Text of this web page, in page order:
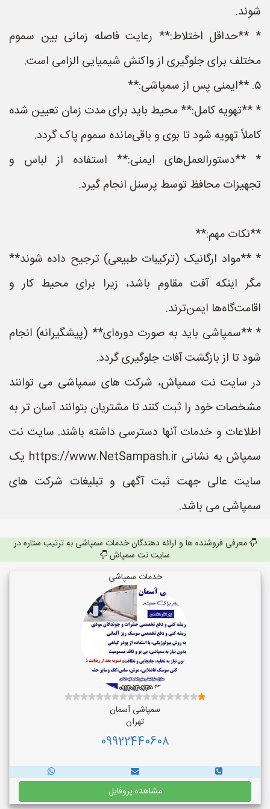
شوند.
* **حداقل اختلاط:** رعایت فاصله زمانی بین سموم
مختلف برای جلوگیری از واکنش شیمیایی الزامی است.
۵. **ایمنی پس از سمپاشی:**
* **تهویه کامل:** محیط باید برای مدت زمان تعیین شده
کاملاً تهویه شود تا بوی و باقی‌مانده سموم پاک گردد.
* **دستورالعمل‌های ایمنی:** استفاده از لباس و
تجهیزات محافظ توسط پرسنل انجام گیرد.
**نکات مهم:**
* **مواد ارگانیک (ترکیبات طبیعی) ترجیح داده شوند**
مگر اینکه آفت مقاوم باشد، زیرا برای محیط کار و
اقامت‌گاه‌ها ایمن‌ترند.
* **سمپاشی باید به صورت دوره‌ای** (پیشگیرانه) انجام
شود تا از بازگشت آفات جلوگیری گردد.
در سایت نت سمپاش، شرکت های سمپاشی می توانند
مشخصات خود را ثبت کنند تا مشتریان بتوانند آسان تر به
اطلاعات و خدمات آنها دسترسی داشته باشند. سایت نت
سمپاش به نشانی https://www.NetSampash.ir یک
سایت عالی جهت ثبت آگهی و تبلیغات شرکت های
سمپاشی می باشد.
معرفی فروشنده ها و ارائه دهندگان خدمات سمپاشی به ترتیب ستاره در
سایت نت سمپاش
خدمات سمپاشی
سمپاشی آسمان
تهران
09922440608
مشاهده پروفایل